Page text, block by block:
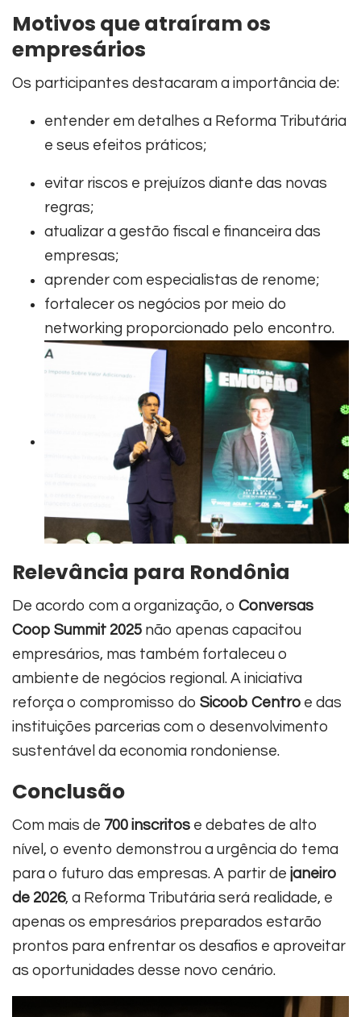
Motivos que atraíram os
empresários
Os participantes destacaram a importância de:
entender em detalhes a Reforma Tributária
e seus efeitos práticos;
evitar riscos e prejuízos diante das novas
regras;
atualizar a gestão fiscal e financeira das
empresas;
aprender com especialistas de renome;
fortalecer os negócios por meio do
networking proporcionado pelo encontro.
Relevância para Rondônia
De acordo com a organização, o Conversas
Coop Summit 2025 não apenas capacitou
empresários, mas também fortaleceu o
ambiente de negócios regional. A iniciativa
reforça o compromisso do Sicoob Centro e das
instituições parcerias com o desenvolvimento
sustentável da economia rondoniense.
Conclusão
Com mais de 700 inscritos e debates de alto
nível, o evento demonstrou a urgência do tema
para o futuro das empresas. A partir de janeiro
de 2026, a Reforma Tributária será realidade, e
apenas os empresários preparados estarão
prontos para enfrentar os desafios e aproveitar
as oportunidades desse novo cenário.